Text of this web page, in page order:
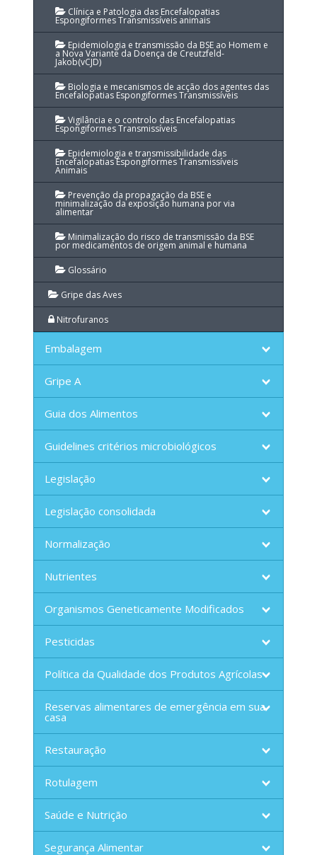
Clínica e Patologia das Encefalopatias
Espongiformes Transmissíveis animais
Epidemiologia e transmissão da BSE ao Homem e
a Nova Variante da Doença de Creutzfeld-
Jakob(vCJD)
Biologia e mecanismos de acção dos agentes das
Encefalopatias Espongiformes Transmissíveis
Vigilância e o controlo das Encefalopatias
Espongiformes Transmissíveis
Epidemiologia e transmissibilidade das
Encefalopatias Espongiformes Transmissíveis
Animais
Prevenção da propagação da BSE e
minimalização da exposição humana por via
alimentar
Minimalização do risco de transmissão da BSE
por medicamentos de origem animal e humana
Glossário
Gripe das Aves
Nitrofuranos
Embalagem
Gripe A
Guia dos Alimentos
Guidelines critérios microbiológicos
Legislação
Legislação consolidada
Normalização
Nutrientes
Organismos Geneticamente Modificados
Pesticidas
Política da Qualidade dos Produtos Agrícolas
Reservas alimentares de emergência em sua
casa
Restauração
Rotulagem
Saúde e Nutrição
Segurança Alimentar